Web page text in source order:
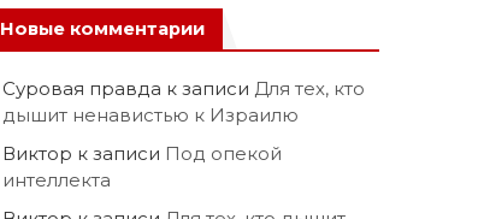
Новые комментарии
Суровая правда к записи Для тех, кто
дышит ненавистью к Израилю
Виктор к записи Под опекой
интеллекта